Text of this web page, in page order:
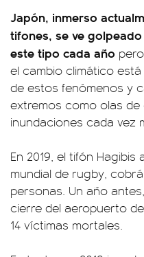
Japón, inmerso
tifones, se ve
este tipo cada año
el cambio climático
de estos fenómenos y
extremos como olas
inundaciones cada vez
En 2019, el tifón
mundial de rugby,
personas. Un año
cierre del aeropuerto
14 víctimas mortales.